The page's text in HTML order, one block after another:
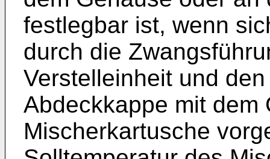
festlegbar ist, wenn
durch die
Verstelleinheit und
Abdeckkappe mit dem
Mischerkartusche